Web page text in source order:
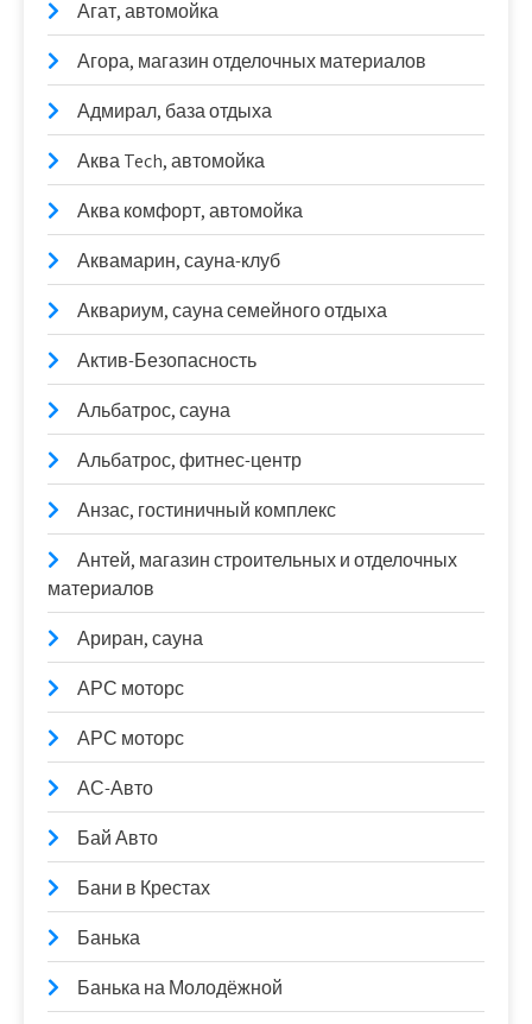
Агат, автомойка
Агора, магазин отделочных материалов
Адмирал, база отдыха
Аква Tech, автомойка
Аква комфорт, автомойка
Аквамарин, сауна-клуб
Аквариум, сауна семейного отдыха
Актив-Безопасность
Альбатрос, сауна
Альбатрос, фитнес-центр
Анзас, гостиничный комплекс
Антей, магазин строительных и отделочных
материалов
Ариран, сауна
АРС моторс
АРС моторс
АС-Авто
Бай Авто
Бани в Крестах
Банька
Банька на Молодёжной